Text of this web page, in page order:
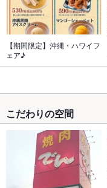
【期間限定】沖縄・ハワイフ
ェア♪
こだわりの空間